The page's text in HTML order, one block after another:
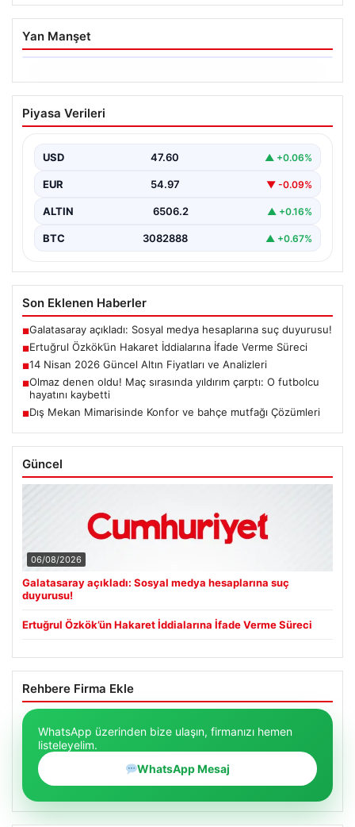
Yan Manşet
06.08.2026
Ertuğrul Özkök’ün Hakaret İddialarına
İfade Verme Süreci
Cumhurbaşkanına hakaret iddialarıyla yürütülen
soruşturma kapsamında İstanbul Adalet…
Piyasa Verileri
USD 47.60 ▲ +0.06%
EUR 54.97 ▼ -0.09%
ALTIN 6506.2 ▲ +0.16%
BTC 3082888 ▲ +0.67%
Son Eklenen Haberler
■Galatasaray açıkladı: Sosyal medya hesaplarına suç duyurusu!
■Ertuğrul Özkök’ün Hakaret İddialarına İfade Verme Süreci
■14 Nisan 2026 Güncel Altın Fiyatları ve Analizleri
■Olmaz denen oldu! Maç sırasında yıldırım çarptı: O futbolcu
hayatını kaybetti
■Dış Mekan Mimarisinde Konfor ve bahçe mutfağı Çözümleri
Güncel
06/08/2026
Galatasaray açıkladı: Sosyal medya hesaplarına suç
duyurusu!
Ertuğrul Özkök’ün Hakaret İddialarına İfade Verme Süreci
Rehbere Firma Ekle
WhatsApp üzerinden bize ulaşın, firmanızı hemen
listeleyelim.
WhatsApp Mesaj